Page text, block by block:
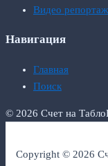
Видео
Навигация
Главная
Поиск
© 2026 Счет на Табло
Copyright © 2026